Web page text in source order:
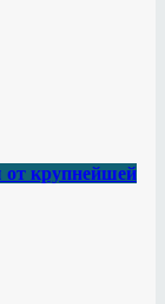
от крупнейшей